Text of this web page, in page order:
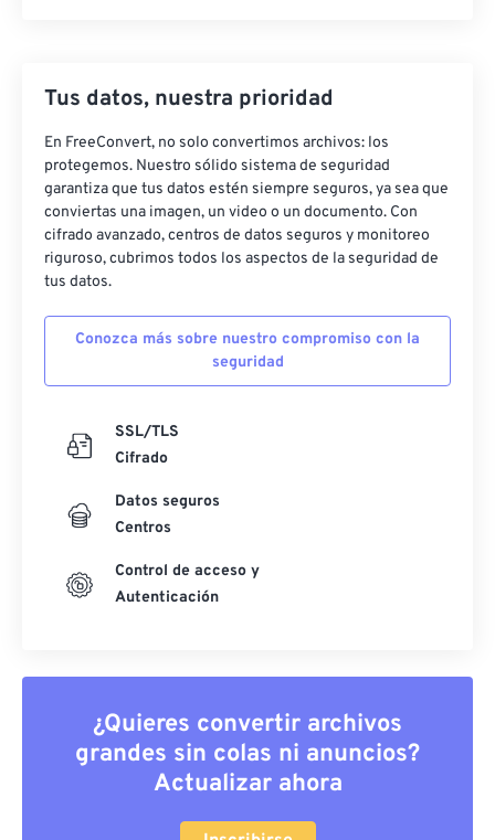
Tus datos, nuestra prioridad
En FreeConvert, no solo convertimos archivos: los
protegemos. Nuestro sólido sistema de seguridad
garantiza que tus datos estén siempre seguros, ya sea que
conviertas una imagen, un video o un documento. Con
cifrado avanzado, centros de datos seguros y monitoreo
riguroso, cubrimos todos los aspectos de la seguridad de
tus datos.
Conozca más sobre nuestro compromiso con la
seguridad
SSL/TLS
Cifrado
Datos seguros
Centros
Control de acceso y
Autenticación
¿Quieres convertir archivos
grandes sin colas ni anuncios?
Actualizar ahora